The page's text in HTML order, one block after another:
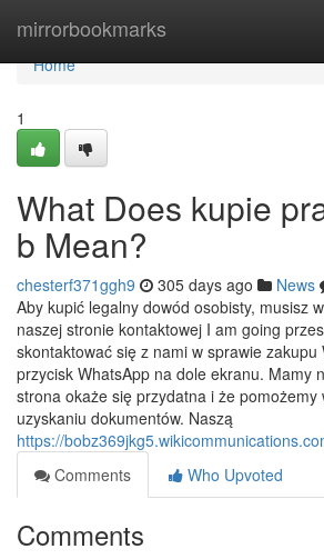
mirrorbookmarks
Home
Home
1
What Does kupie
b Mean?
chesterf371ggh9 305 days ago News
Aby kupić legalny dowód osobisty, musisz
naszej stronie kontaktowej I am going
skontaktować się z nami w sprawie zakupu
przycisk WhatsApp na dole ekranu. Mamy
strona okaże się przydatna i że pomożemy
uzyskaniu dokumentów. Naszą
https://
Comments
Who Upvoted
Comments